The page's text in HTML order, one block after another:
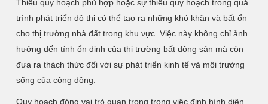
Thiếu quy hoạch phù hợp hoặc sự thiếu quy hoạch trong quá
trình phát triển đô thị có thể tạo ra những khó khăn và bất ổn
cho thị trường nhà đất trong khu vực. Việc này không chỉ ảnh
hưởng đến tính ổn định của thị trường bất động sản mà còn
đưa ra thách thức đối với sự phát triển kinh tế và môi trường
sống của cộng đồng.
Quy hoạch đóng vai trò quan trọng trong việc định hình diện